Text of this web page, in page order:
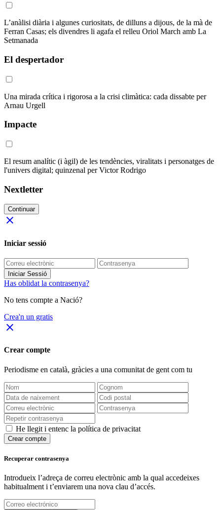
L’anàlisi diària i algunes curiositats, de dilluns a dijous, de la mà de
Ferran Casas; els divendres li agafa el relleu Oriol March amb La
Setmanada
El despertador
Una mirada crítica i rigorosa a la crisi climàtica: cada dissabte per
Arnau Urgell
Impacte
El resum analític (i àgil) de les tendències, viralitats i personatges de
l'univers digital; quinzenal per Victor Rodrigo
Nextletter
Continuar
close
Iniciar sessió
Iniciar Sessió
Has oblidat la contrasenya?
No tens compte a Nació?
Crea'n un gratis
close
Crear compte
Periodisme en català, gràcies a una comunitat de gent com tu
He llegit i entenc la política de privacitat
Crear compte
Recuperar contrasenya
Introdueix l’adreça de correu electrònic amb la qual accedeixes
habitualment i t’enviarem una nova clau d’accés.